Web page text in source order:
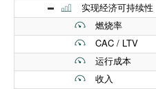
实现经济可持续性
燃烧率
CAC / LTV
运行成本
收入